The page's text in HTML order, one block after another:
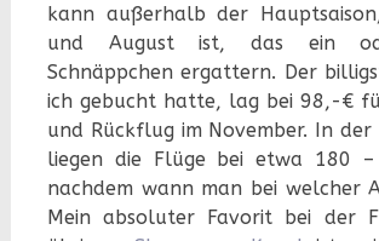
kann außerhalb der
und August ist, das ein
Schnäppchen ergattern. Der
ich gebucht hatte, lag bei 98,-€
und Rückflug im November. In der
liegen die Flüge bei etwa 180
nachdem wann man bei welcher
Mein absoluter Favorit bei der